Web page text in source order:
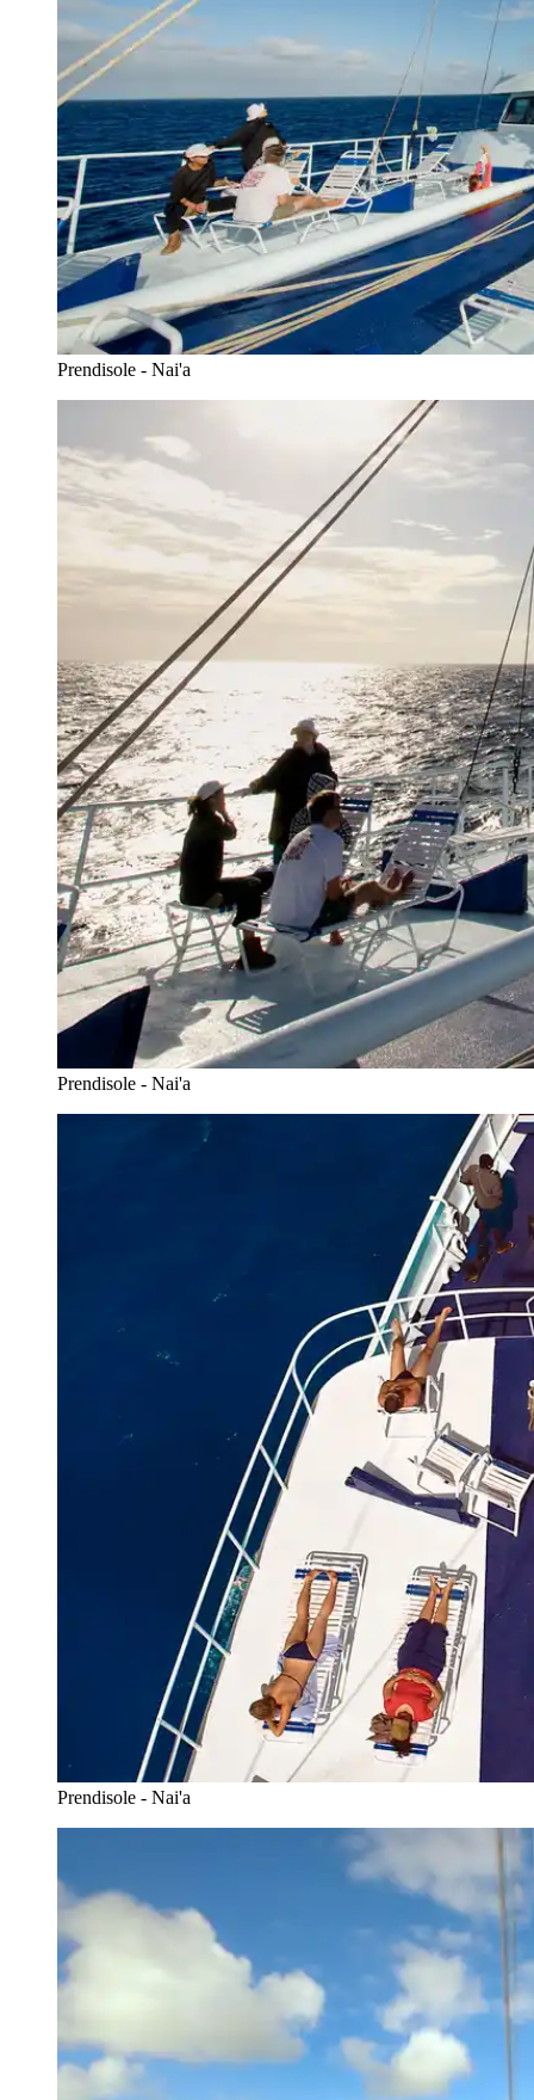
Prendisole - Nai'a
Prendisole - Nai'a
Prendisole - Nai'a